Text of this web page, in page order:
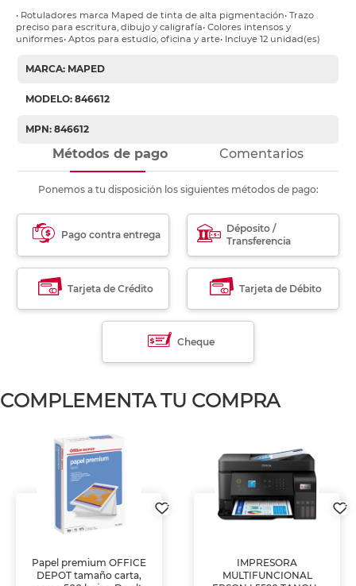
• Rotuladores marca Maped de tinta de alta pigmentación• Trazo
preciso para escritura, dibujo y caligrafía• Colores intensos y
uniformes• Aptos para estudio, oficina y arte• Incluye 12 unidad(es)
MARCA: MAPED
MODELO: 846612
MPN: 846612
Métodos de pago Comentarios
Ponemos a tu disposición los siguientes métodos de pago:
Pago contra entrega
Déposito /
Transferencia
Tarjeta de Crédito Tarjeta de Débito
Cheque
COMPLEMENTA TU COMPRA
Papel premium OFFICE
DEPOT tamaño carta,
IMPRESORA
MULTIFUNCIONAL